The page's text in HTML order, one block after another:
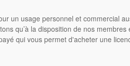
un usage personnel et commercial
qu’à la disposition de nos membres
qui vous permet d'acheter une